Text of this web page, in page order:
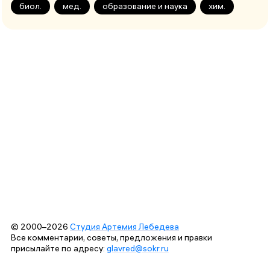
биол. мед. образование и наука хим.
© 2000–2026 Студия Артемия Лебедева
Все комментарии, советы, предложения и правки
присылайте по адресу: glavred@sokr.ru